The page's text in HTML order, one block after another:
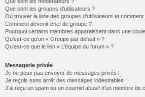
Que sont les groupes d’utilisateurs ?
Où trouver la liste des groupes d’utilisateurs et
Comment devenir chef de groupe ?
Pourquoi certains membres apparaissent dans une
Qu’est-ce qu’un « Groupe par défaut » ?
Qu’est-ce que le lien « L’équipe du forum » ?
Messagerie privée
Je ne peux pas envoyer de messages privés !
Je reçois sans arrêt des messages indésirables !
J’ai reçu un spam ou un courriel abusif d’un membre de